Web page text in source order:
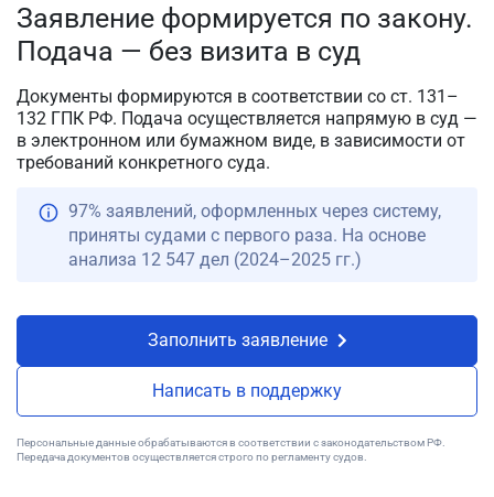
Заявление формируется по закону.
Подача — без визита в суд
Документы формируются в соответствии со ст. 131–
132 ГПК РФ. Подача осуществляется напрямую в суд —
в электронном или бумажном виде, в зависимости от
требований конкретного суда.
97% заявлений, оформленных через систему,
приняты судами с первого раза. На основе
анализа 12 547 дел (2024–2025 гг.)
Заполнить заявление
Написать в поддержку
Персональные данные обрабатываются в соответствии с законодательством РФ.
Передача документов осуществляется строго по регламенту судов.